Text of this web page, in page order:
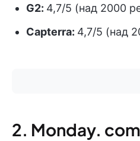
G2: 4,7/5 (над 2000
Capterra: 4,7/5 (над
2. Monday. com